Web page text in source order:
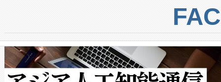
centers. Voltaiqは、ai&のAI
からシステム統合、試運転、
クルの各段階のデータを監視
[…]
トに対して約600メートルに
では、反射率10％のターゲッ
で向上し、最大検知距離は
ットだけで最大1キロメート